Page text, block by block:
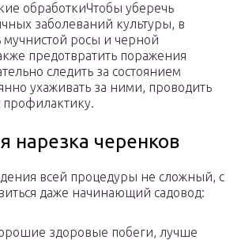
обработкиЧтобы уберечь
заболеваний культуры, в
росы и черной
предотвратить поражения
следить за состоянием
ухаживать за ними, проводить
нарезка черенков
всей процедуры не сложный, с
даже начинающий садовод:
здоровые побеги, лучше